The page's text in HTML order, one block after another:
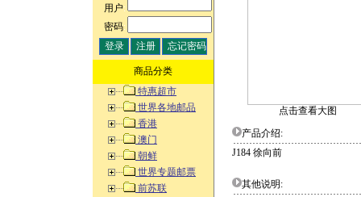
用户:
密码:
商品分类
特惠超市
世界各地邮品
香港
澳门
朝鲜
世界专题邮票
前苏联
点击查看大图
产品介绍:
J184 徐向前
其他说明: